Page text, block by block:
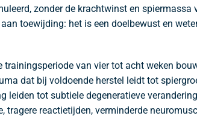
zonder de krachtwinst en
toewijding: het is een doelbewust en
trainingsperiode van vier tot acht weken
dat bij voldoende herstel leidt tot
leiden tot subtiele degeneratieve
tragere reactietijden, verminderde